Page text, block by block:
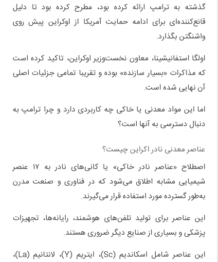
گذشته به ترامپ ارائه کرده بود، مطرح کرده بود تا دلیل
قانع‌کننده‌ای برای ادامه حمایت آمریکا از اوکراین پیش روی
واشنگتن بگذارد.
اولگا استفانیشینا، معاون نخست‌وزیر اوکراین، تاکید کرده است
که مذاکرات «بسیار سازنده» بوده و تقریبا تمامی جزئیات اصلی
آن نهایی شده است.
اما این مواد معدنی یا خاکی چه کاربردی دارد و چرا ترامپ به
دنبال دسترسی به آنها است؟
عناصر معدنی نادر اکراین چیست؟
اصطلاح «عناصر نادر خاکی» یا کانی‌های نادر به ۱۷ عنصر
شیمیایی مشابه اطلاق می‌شود که در فناوری و صنعت مدرن
به‌طور گسترده مورد استفاده قرار می‌گیرند.
این عناصر برای تولید تلفن‌های هوشمند، رایانه‌ها، تجهیزات
پزشکی و بسیاری از صنایع دیگر ضروری هستند.
این عناصر شامل اسکاندیم (Sc)، ایتریم (Y)، لانتانیم (La)،